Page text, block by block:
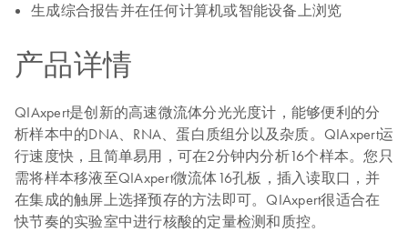
生成综合报告并在任何计算机或智能设备上浏览
产品详情
QIAxpert是创新的高速微流体分光光度计，能够便利的分
析样本中的DNA、RNA、蛋白质组分以及杂质。QIAxpert运
行速度快，且简单易用，可在2分钟内分析16个样本。您只
需将样本移液至QIAxpert微流体16孔板，插入读取口，并
在集成的触屏上选择预存的方法即可。QIAxpert很适合在
快节奏的实验室中进行核酸的定量检测和质控。